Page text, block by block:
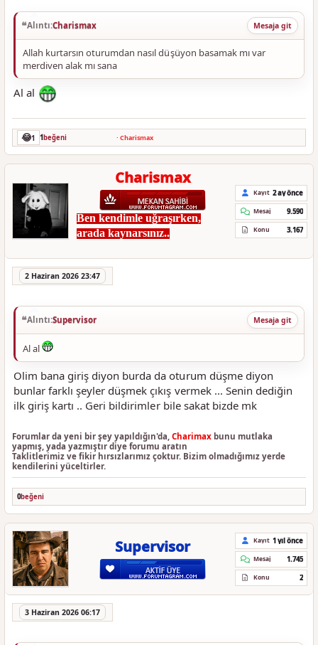
Alıntı:Charismax Mesaja git
Allah kurtarsın oturumdan nasıl düşüyon basamak mı var
merdiven alak mı sana
Al al
😂1 1beğeni · Charismax
Charismax
Ben kendimle uğraşırken,
arada kaynarsınız..
Kayıt 2 ay önce
Mesaj 9.590
Konu 3.167
2 Haziran 2026 23:47
Alıntı:Supervisor Mesaja git
Al al
Olim bana giriş diyon burda da oturum düşme diyon
bunlar farklı şeyler düşmek çıkış vermek ... Senin dediğin
ilk giriş kartı .. Geri bildirimler bile sakat bizde mk
Forumlar da yeni bir şey yapıldığın'da, Charimax bunu mutlaka
yapmış, yada yazmıştır diye forumu aratın
Taklitlerimiz ve fikir hırsızlarımız çoktur. Bizim olmadığımız yerde
kendilerini yüceltirler.
0beğeni
Supervisor Kayıt 1 yıl önce
Mesaj 1.745
Konu 2
3 Haziran 2026 06:17